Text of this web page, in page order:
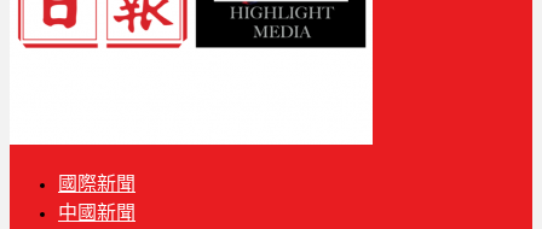
國際新聞
中國新聞